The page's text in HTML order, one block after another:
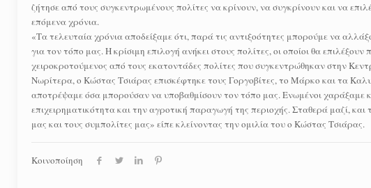
ζήτησε από τους συγκεντρωμένους πολίτες να κρίνουν, να συγκρίνουν και να
επόμενα χρόνια.
«Τα τελευταία χρόνια αποδείξαμε ότι, παρά τις αντιξοότητες μπορούμε να
για τον τόπο μας. Η κρίσιμη επιλογή ανήκει στους πολίτες, οι οποίοι θα
χειροκροτούμενος από τους εκατοντάδες πολίτες που συγκεντρώθηκαν στην
Νωρίτερα, ο Κώστας Τσιάρας επισκέφτηκε τους Γοργοβίτες, το Μάρκο και τα
αποτρέψαμε όσα μπορούσαν να υποβαθμίσουν τον τόπο μας. Ενωμένοι χαράξαμε
επιχειρηματικότητα και την αγροτική παραγωγή της περιοχής. Σταθερά μαζί,
μας και τους συμπολίτες μας» είπε κλείνοντας την ομιλία του ο Κώστας Τσιάρας.
Κοινοποίηση